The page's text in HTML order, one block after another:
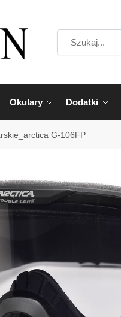
Okulary Dodatki
G-106FP